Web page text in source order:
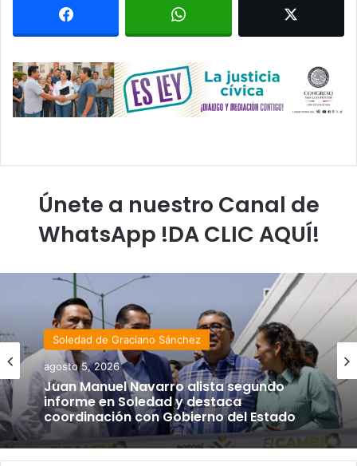
Únete a nuestro Canal de
WhatsApp !DA CLIC AQUÍ!
Soledad de Graciano Sánchez
agosto 5, 2026
Juan Manuel Navarro alista segundo
informe en Soledad y destaca
coordinación con Gobierno del Estado